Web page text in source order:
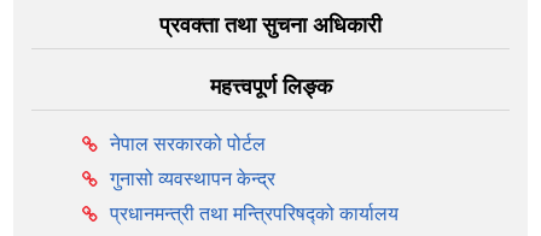
प्रवक्ता तथा सुचना अधिकारी
महत्त्वपूर्ण लिङ्क
नेपाल सरकारको पोर्टल
गुनासो व्यवस्थापन केन्द्र
प्रधानमन्त्री तथा मन्त्रिपरिषद्को कार्यालय